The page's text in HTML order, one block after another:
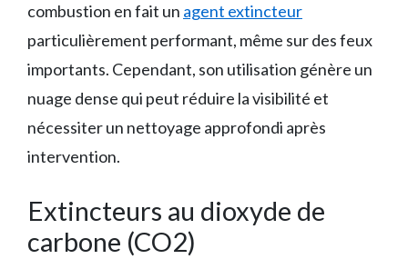
combustion en fait un agent extincteur
particulièrement performant, même sur des feux
importants. Cependant, son utilisation génère un
nuage dense qui peut réduire la visibilité et
nécessiter un nettoyage approfondi après
intervention.
Extincteurs au dioxyde de
carbone (CO2)